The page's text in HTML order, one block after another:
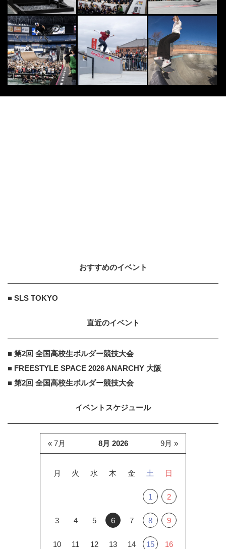
8
日本最大級のアクションスポーツマ
ガジン | FINEPLAY [ファインプレ
ー]
2021.1.15
9 DANCE
株式会社ウェブサポート
おすすめのイベント
■ SLS TOKYO
直近のイベント
■ 第2回 全国高校生ボルダー競技大会
■ FREESTYLE SPACE 2026 ANARCHY 大阪
■ 第2回 全国高校生ボルダー競技大会
イベントスケジュール
8月 2026
月 火 水 木 金 土 日
1 2
3 4 5 6 7 8 9
10 11 12 13 14 15 16
« 7月 9月 »